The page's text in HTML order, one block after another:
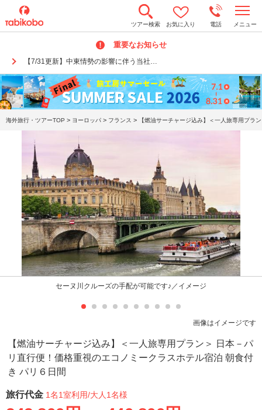
ツアー検索 お気に入り 電話 メニュー
重要なお知らせ
【7/31更新】中東情勢の影響に伴う当社…
o
n
a
v
i
g
a
t
海外旅行・ツアーTOP > ヨーロッパ > フランス > 【燃油サーチャージ込み】＜一人旅専用プラ
セーヌ川クルーズの手配が可能です♪／イメージ
画像はイメージです
【燃油サーチャージ込み】＜一人旅専用プラン＞ 日本－パ
リ直行便！価格重視のエコノミークラスホテル宿泊 朝食付
き パリ６日間
旅行代金 1名1室利用/大人1名様